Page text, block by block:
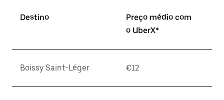
Destino
Preço médio com
o UberX*
Boissy Saint-Léger €12